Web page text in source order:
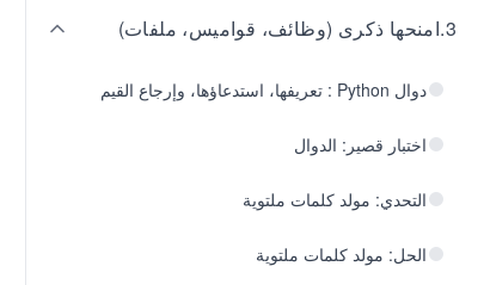
3
.امنحها ذكرى (وظائف، قواميس، ملفات)
دوال Python : تعريفها، استدعاؤها، وإرجاع القيم
اختبار قصير: الدوال
التحدي: مولد كلمات ملتوية
الحل: مولد كلمات ملتوية